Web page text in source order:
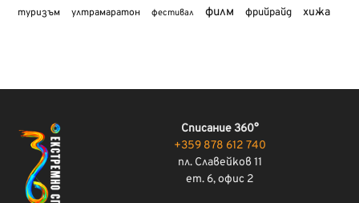
туризъм ултрамаратон фестивал филм фрийрайд хижа
Списание 360°
+359 878 612 740
пл. Славейков 11
ет. 6, офис 2